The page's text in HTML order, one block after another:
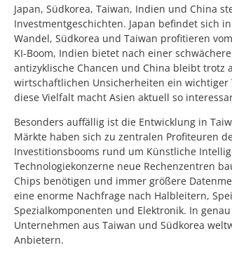
Japan, Südkorea, Taiwan, Indien und China
Investmentgeschichten. Japan befindet sich
Wandel, Südkorea und Taiwan profitieren
KI-Boom, Indien bietet nach einer
antizyklische Chancen und China bleibt trotz
wirtschaftlichen Unsicherheiten ein wichtiger
diese Vielfalt macht Asien aktuell so
Besonders auffällig ist die Entwicklung in
Märkte haben sich zu zentralen Profiteuren
Investitionsbooms rund um Künstliche
Technologiekonzerne neue Rechenzentren
Chips benötigen und immer größere
eine enorme Nachfrage nach Halbleitern,
Spezialkomponenten und Elektronik. In
Unternehmen aus Taiwan und Südkorea
Anbietern.